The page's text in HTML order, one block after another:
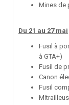
Mines de
Du 21 au 27 mai
Fusil à
à GTA+)
Fusil de
Canon
Fusil